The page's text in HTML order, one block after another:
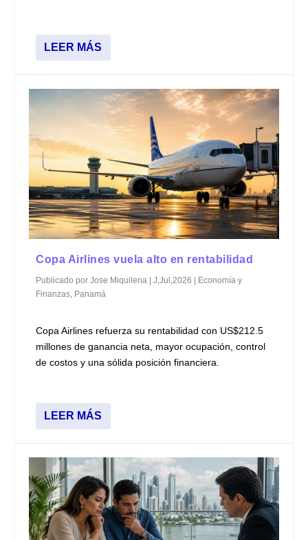
LEER MÁS
Copa Airlines vuela alto en rentabilidad
Publicado porJose Miquilena |J,Jul,2026 | Economía y
Finanzas Panamá
Copa Airlines refuerza su rentabilidad con US$212.5
millones de ganancia neta, mayor ocupación, control
de costos y una sólida posición financiera.
LEER MÁS